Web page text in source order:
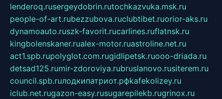
lenderoq.rusergeydobrin.rutochkazvuka.msk.ru
people-of-art.rubezzubova.ruclubtibet.ruorior-aks.ru
dynamoauto.ruszk-favorit.rucarlines.ruflatnsk.ru
kingbolenskaner.rualex-motor.ruastroline.net.ru
act1.spb.rupolyglot.com.rugidlipetsk.ruooo-driada.ru
detsad125.rumir-zdoroviya.rubruslanovo.rusiterem.ru
council.spb.ruлодкипатриот.рфkafekolizey.ru
iclub.net.rugazon-easy.rusugarepilekb.rugrinox.ru